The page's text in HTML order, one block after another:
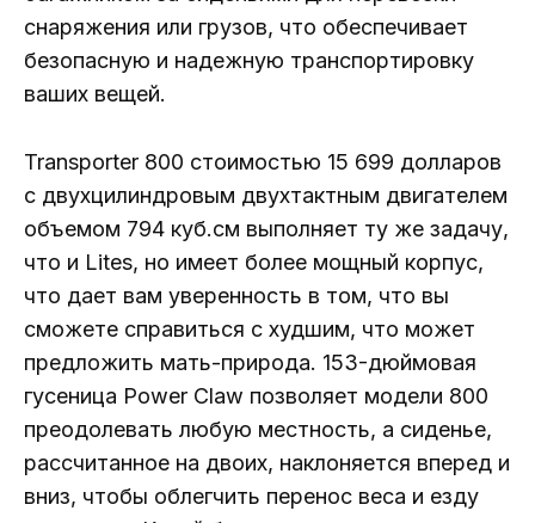
снаряжения или грузов, что обеспечивает
безопасную и надежную транспортировку
ваших вещей.
Transporter 800 стоимостью 15 699 долларов
с двухцилиндровым двухтактным двигателем
объемом 794 куб.см выполняет ту же задачу,
что и Lites, но имеет более мощный корпус,
что дает вам уверенность в том, что вы
сможете справиться с худшим, что может
предложить мать-природа. 153-дюймовая
гусеница Power Claw позволяет модели 800
преодолевать любую местность, а сиденье,
рассчитанное на двоих, наклоняется вперед и
вниз, чтобы облегчить перенос веса и езду